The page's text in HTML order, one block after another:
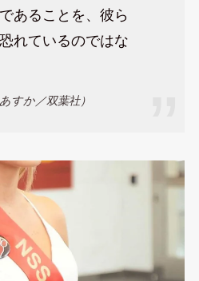
あることを、彼ら
れているのではな
すか／双葉社）